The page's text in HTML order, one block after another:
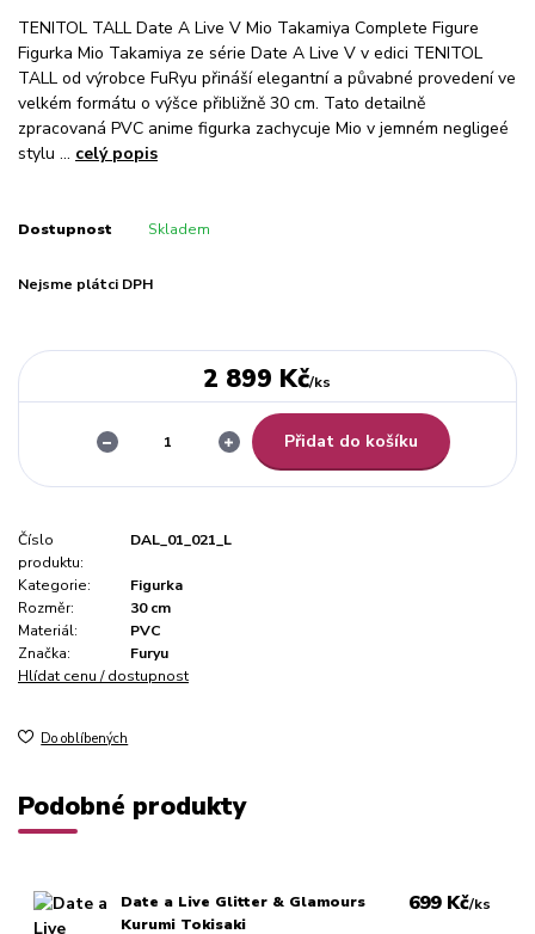
TENITOL TALL Date A Live V Mio Takamiya Complete Figure
Figurka Mio Takamiya ze série Date A Live V v edici TENITOL
TALL od výrobce FuRyu přináší elegantní a půvabné provedení ve
velkém formátu o výšce přibližně 30 cm. Tato detailně
zpracovaná PVC anime figurka zachycuje Mio v jemném negligeé
stylu ... celý popis
Dostupnost Skladem
Nejsme plátci DPH
2 899 Kč/ks
Přidat do košíku
Číslo
produktu:
DAL_01_021_L
Kategorie:
Figurka
Rozměr:
30 cm
Materiál:
PVC
Značka:
Furyu
Hlídat cenu / dostupnost
Do oblíbených
Podobné produkty
Date a Live Glitter & Glamours
Kurumi Tokisaki
699 Kč/ks